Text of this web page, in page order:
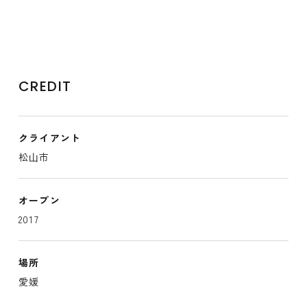
CREDIT
クライアント
松⼭市
オープン
2017
場所
愛媛